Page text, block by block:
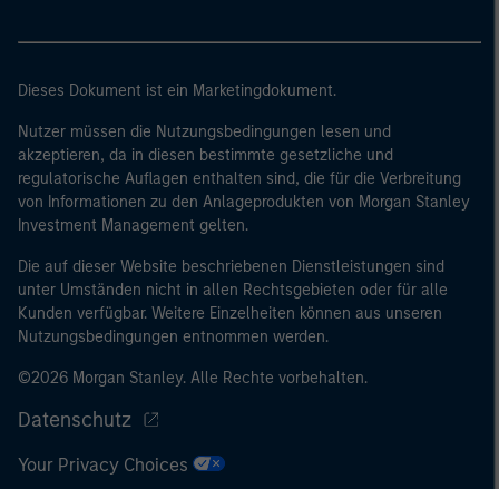
Nettoumsatzerlöse von 40 Mio. EUR oder (iii)
handelt; oder (c) eine nationale oder regionale
Regierung, einschließlich Stellen der staatlichen
Schuldenverwaltung auf nationaler oder regionaler
Ebene, Zentralbanken, internationaler und
supranationaler Einrichtungen wie die Weltbank, der
IWF, die EZB, die EIB und andere vergleichbare
internationale Organisationen, die auf eigene Rechnung
handeln.
professionellen Anlegers von der Definition der
Regulierungsbehörde des Landes abweichen kann, von
Dieses Dokument ist ein Marketingdokument.
Nutzer müssen die Nutzungsbedingungen lesen und
akzeptieren, da in diesen bestimmte gesetzliche und
regulatorische Auflagen enthalten sind, die für die Verbreitung
von Informationen zu den Anlageprodukten von Morgan Stanley
Investment Management gelten.
Die auf dieser Website beschriebenen Dienstleistungen sind
unter Umständen nicht in allen Rechtsgebieten oder für alle
Kunden verfügbar. Weitere Einzelheiten können aus unseren
Nutzungsbedingungen entnommen werden.
©2026 Morgan Stanley. Alle Rechte vorbehalten.
Datenschutz
Your Privacy Choices